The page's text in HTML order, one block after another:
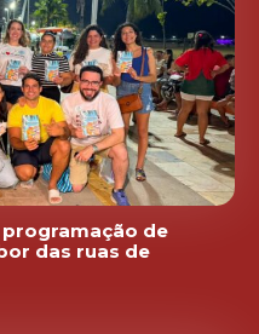
programação de
das ruas de